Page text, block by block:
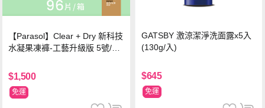
【Parasol】Clear + Dry 新科技
水凝果凍褲-工藝升級版 5號/XL
$1,500
免運
GATSBY 激涼潔淨洗面露x5入
(130g/入)
$645
免運